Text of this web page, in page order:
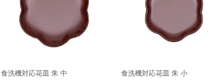
食洗機対応花皿 朱 中 食洗機対応花皿 朱 小